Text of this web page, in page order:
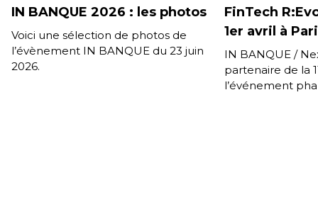
IN BANQUE 2026 : les photos
Voici une sélection de photos de
l’évènement IN BANQUE du 23 juin
2026.
FinTech
1er avril à
IN BANQUE /
partenaire de la
l’événement